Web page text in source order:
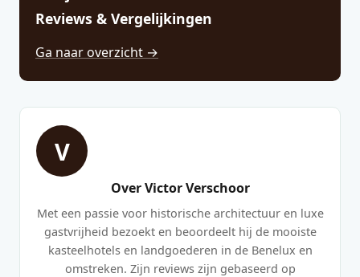
Reviews & Vergelijkingen
Ga naar overzicht →
V
Over Victor Verschoor
Met een passie voor historische architectuur en luxe
gastvrijheid bezoekt en beoordeelt hij de mooiste
kasteelhotels en landgoederen in de Benelux en
omstreken. Zijn reviews zijn gebaseerd op